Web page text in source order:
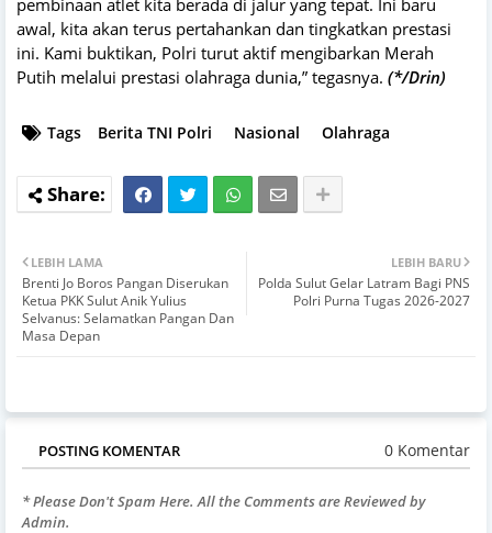
awal, kita akan terus pertahankan dan tingkatkan prestasi
ini. Kami buktikan, Polri turut aktif mengibarkan Merah
Putih melalui prestasi olahraga dunia,” tegasnya. (*/Drin)
Tags Berita TNI Polri Nasional Olahraga
LEBIH BARU
Polda Sulut Gelar Latram Bagi PNS
Polri Purna Tugas 2026-2027
LEBIH LAMA
Brenti Jo Boros Pangan Diserukan
Ketua PKK Sulut Anik Yulius
Selvanus: Selamatkan Pangan Dan
Masa Depan
POSTING KOMENTAR 0 Komentar
* Please Don't Spam Here. All the Comments are Reviewed by
Admin.